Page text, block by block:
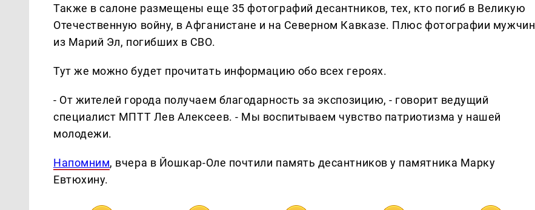
Также в салоне размещены еще 35 фотографий десантников, тех, кто погиб в Великую
Отечественную войну, в Афганистане и на Северном Кавказе. Плюс фотографии мужчин
из Марий Эл, погибших в СВО.
Тут же можно будет прочитать информацию обо всех героях.
- От жителей города получаем благодарность за экспозицию, - говорит ведущий
специалист МПТТ Лев Алексеев. - Мы воспитываем чувство патриотизма у нашей
молодежи.
Напомним, вчера в Йошкар-Оле почтили память десантников у памятника Марку
Евтюхину.